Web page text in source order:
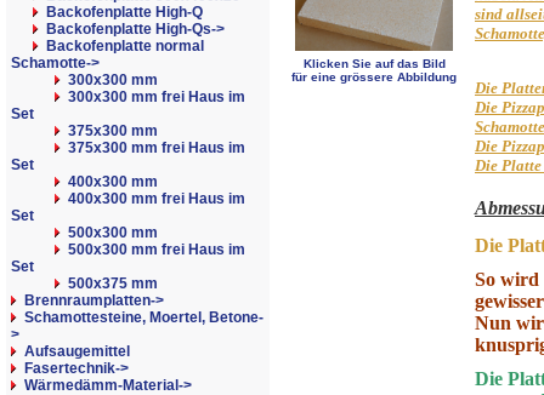
Backofenplatte High-Q
Backofenplatte High-Qs->
Backofenplatte normal
Schamotte->
300x300 mm
300x300 mm frei Haus im
Set
375x300 mm
375x300 mm frei Haus im
Set
400x300 mm
400x300 mm frei Haus im
Set
500x300 mm
500x300 mm frei Haus im
Set
500x375 mm
Brennraumplatten->
Schamottesteine, Moertel, Betone-
>
Aufsaugemittel
Fasertechnik->
Wärmedämm-Material->
Klicken Sie auf das Bild
für eine grössere Abbildung
sind
Die
Die
Die
Die Platte
Die
So wird
Nun
Die